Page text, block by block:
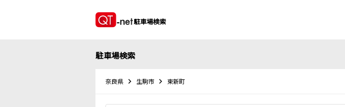
駐車場検索
駐車場検索
奈良県 生駒市 東新町